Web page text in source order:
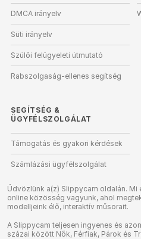
DMCA irányelv
Süti irányelv
Szülői felügyeleti útmutató
Rabszolgaság-ellenes segítség
SEGÍTSÉG &
ÜGYFÉLSZOLGÁLAT
Támogatás és gyakori kérdések
Számlázási ügyfélszolgálat
Üdvözlünk a(z) Slippycam oldalán. Mi
online közösség vagyunk, ahol
modelljeink élő, interaktív műsorait.
A Slippycam teljesen ingyenes és
százai között Nők, Férfiak, Párok és